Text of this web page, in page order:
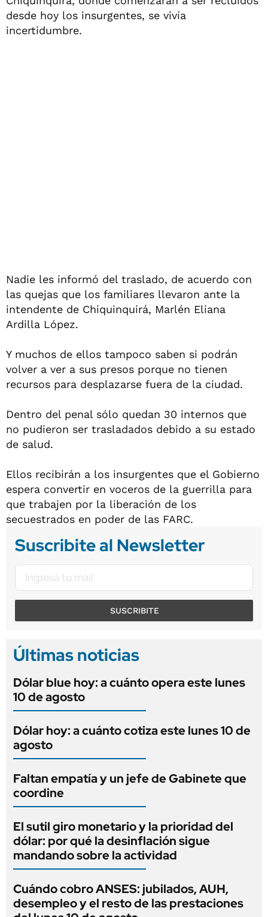
desde hoy los insurgentes, se vivía
incertidumbre.
Nadie les informó del traslado, de acuerdo con
las quejas que los familiares llevaron ante la
intendente de Chiquinquirá, Marlén Eliana
Ardilla López.
Y muchos de ellos tampoco saben si podrán
volver a ver a sus presos porque no tienen
recursos para desplazarse fuera de la ciudad.
Dentro del penal sólo quedan 30 internos que
no pudieron ser trasladados debido a su estado
de salud.
Ellos recibirán a los insurgentes que el Gobierno
espera convertir en voceros de la guerrilla para
que trabajen por la liberación de los
secuestrados en poder de las FARC.
Suscribite al Newsletter
SUSCRIBITE
Últimas noticias
Dólar blue hoy: a cuánto opera este lunes
10 de agosto
Dólar hoy: a cuánto cotiza este lunes 10 de
agosto
Faltan empatía y un jefe de Gabinete que
coordine
El sutil giro monetario y la prioridad del
dólar: por qué la desinflación sigue
mandando sobre la actividad
Cuándo cobro ANSES: jubilados, AUH,
desempleo y el resto de las prestaciones